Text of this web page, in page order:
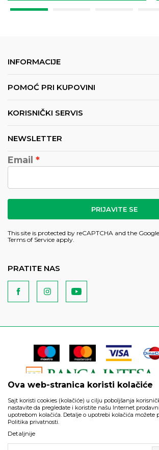
INFORMACIJE
POMOĆ PRI KUPOVINI
KORISNIČKI SERVIS
NEWSLETTER
Email
PRIJAVITE SE
This site is protected by reCAPTCHA and the Google
Terms of Service apply.
PRATITE NAS
artikli prikazani na sajtu su deo naše ponude
da su dostupni u svakom
Ova web-stranica koristi kolačiće
Sajt koristi cookies (kolačiće) u cilju poboljšanja
nastavite da pregledate i koristite našu Internet
upotrebom kolačića. Detalje o upotrebi kolačića možete
Politika privatnosti.
Detaljnije